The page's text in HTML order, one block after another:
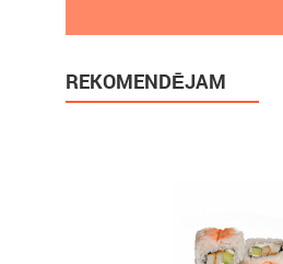
REKOMENDĒJAM